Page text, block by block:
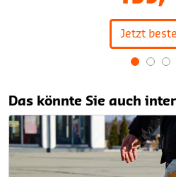
Jetzt
1
of
4
Das könnte Sie auch